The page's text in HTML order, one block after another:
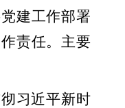
建工作部署
责任。主要
习近平新时